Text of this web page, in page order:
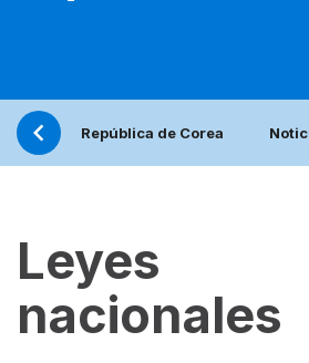
República de Corea
Leyes
nacionales